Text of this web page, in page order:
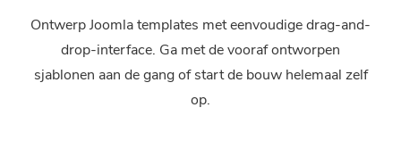
Ontwerp Joomla templates met eenvoudige drag-and-
drop-interface. Ga met de vooraf ontworpen
sjablonen aan de gang of start de bouw helemaal zelf
op.